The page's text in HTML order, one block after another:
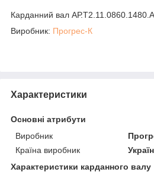
Карданний вал
Виробник: Прогрес-К
Характеристики
Основні атрибути
Виробник
Країна виробник
Характеристики карданного валу